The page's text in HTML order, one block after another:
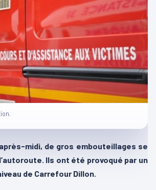
midi, de gros embouteillages se
Ils ont été provoqué par un
de Carrefour Dillon.